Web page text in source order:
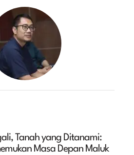
Tanah yang Ditanami:
Masa Depan Maluk